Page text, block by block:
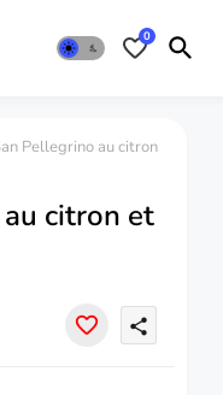
0
Pellegrino au citron
citron et
share